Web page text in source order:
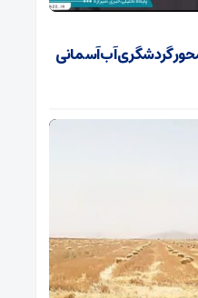
گردشگری آب‌آسمانی